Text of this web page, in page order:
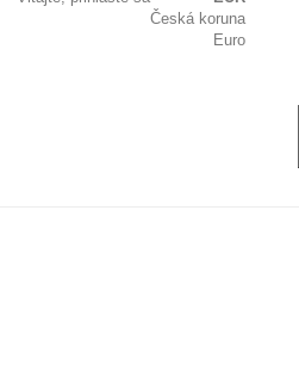
Česká koruna
Euro